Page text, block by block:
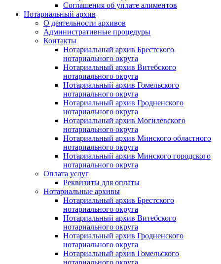
Соглашения об уплате алиментов
Нотариальный архив
О деятельности архивов
Административные процедуры
Контакты
Нотариальный архив Брестского
нотариального округа
Нотариальный архив Витебского
нотариального округа
Нотариальный архив Гомельского
нотариального округа
Нотариальный архив Гродненского
нотариального округа
Нотариальный архив Могилевского
нотариального округа
Нотариальный архив Минского областного
нотариального округа
Нотариальный архив Минского городского
нотариального округа
Оплата услуг
Реквизиты для оплаты
Нотариальные архивы
Нотариальный архив Брестского
нотариального округа
Нотариальный архив Витебского
нотариального округа
Нотариальный архив Гродненского
нотариального округа
Нотариальный архив Гомельского
нотариального округа